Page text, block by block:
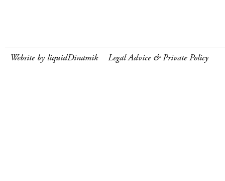
Website by liquidDinamik Legal Advice & Private Policy